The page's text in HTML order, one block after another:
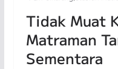
Tidak Muat
Matraman
Sementara